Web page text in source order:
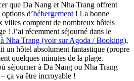
que Da Nang et Nha Trang offrent
d’hébergement ! La bonne
villes comptent de nombreux hôtels
! J’ai récemment séjourné dans le
Nha Trang (voir sur Agoda / Booking),
un hôtel absolument fantastique (propre
quelques minutes de la plage.
séjourner à Da Nang ou Nha Trang
ça va être incroyable !